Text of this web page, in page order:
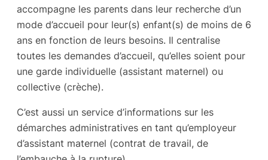
accompagne les parents dans leur recherche d’un
mode d’accueil pour leur(s) enfant(s) de moins de 6
ans en fonction de leurs besoins. Il centralise
toutes les demandes d’accueil, qu’elles soient pour
une garde individuelle (assistant maternel) ou
collective (crèche).
C’est aussi un service d’informations sur les
démarches administratives en tant qu’employeur
d’assistant maternel (contrat de travail, de